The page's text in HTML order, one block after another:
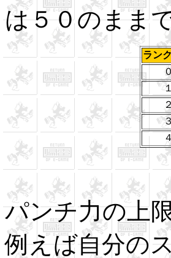
は５０のまま
ラン
１
２
４
パンチ力の上
例えば自分の